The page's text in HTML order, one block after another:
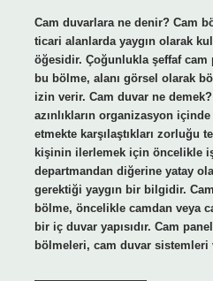
Cam duvarlara ne denir? Cam
ticari alanlarda yaygın olarak
öğesidir. Çoğunlukla şeffaf cam
bu bölme, alanı görsel olarak
izin verir. Cam duvar ne demek?
azınlıkların organizasyon
etmekte karşılaştıkları zorluğu
kişinin ilerlemek için öncelikle
departmandan diğerine yatay
gerektiği yaygın bir bilgidir.
bölme, öncelikle camdan veya
bir iç duvar yapısıdır. Cam
bölmeleri, cam duvar sistemleri